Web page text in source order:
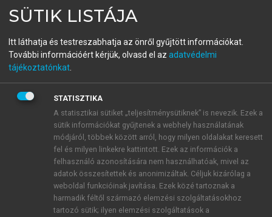
fiókoddal,vagy hozz létre új fiókot.
A regisztráció után apróbaidőszakautomatikusan
BELÉPÉS SAJÁT FIÓKKAL
ÚJ FIÓK LÉTREHOZÁSA
1 óra díjmentes hozzáférés
E-MAIL-CÍM
SÜTIK LISTÁJA
Itt láthatja és testreszabhatja az önről gyűjtött információkat.
További információért kérjük, olvasd el az adatvédelmi
tájékoztatónkat
STATISZTIKA
A statisztikai sütiket „teljesítménysütiknek” is nevezik. Ezek a
sütik információkat gyűjtenek a webhely használatának
módjáról, többek között arról, hogy milyen oldalakat keresett
fel és milyen linkekre kattintott. Ezek az információk a
felhasználó azonosítására nem használhatóak, mivel az
adatok összesítettek és anonimizáltak. Céljuk kizárólag a
weboldal funkcióinak javítása. Ezek közé tartoznak a
harmadik féltől származó elemzési szolgáltatásokhoz
tartozó sütik; ilyen elemzési szolgáltatások a